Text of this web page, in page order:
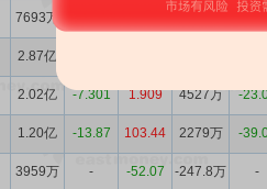
7693万
2.87亿
2.02亿 -7.301 1.909 4527万 -
1.20亿 -13.87 103.44 2279万 -
3959万 - -52.07 -247.8万 -